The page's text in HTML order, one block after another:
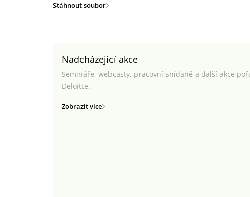
Stáhnout soubor
Nadcházející akce
Semináře, webcasty, pracovní snídaně a další akce
Deloitte.
Zobrazit více